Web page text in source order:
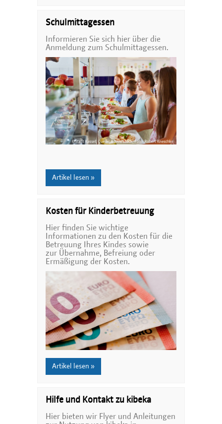
Schulmittagessen
Informieren Sie sich hier über die
Anmeldung zum Schulmittagessen.
Artikel lesen »
Kosten für Kinderbetreuung
Hier finden Sie wichtige
Informationen zu den Kosten für die
Betreuung Ihres Kindes sowie
zur Übernahme, Befreiung oder
Ermäßigung der Kosten.
Artikel lesen »
Hilfe und Kontakt zu kibeka
Hier bieten wir Flyer und Anleitungen